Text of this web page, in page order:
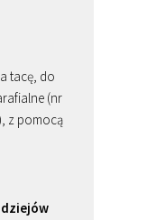
tacę, do
(nr
z pomocą